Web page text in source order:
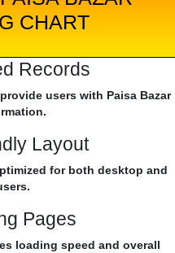
CHART
Records
users with Paisa Bazar
Layout
for both desktop and
Pages
loading speed and overall